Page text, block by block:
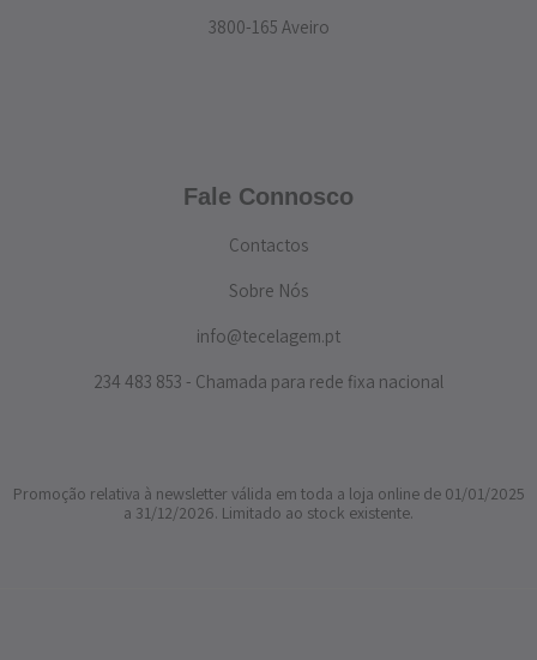
3800-165 Aveiro
Fale Connosco
Contactos
Sobre Nós
info@tecelagem.pt
234 483 853 - Chamada para rede fixa nacional
Promoção relativa à newsletter válida em toda a loja online de 01/01/2025
a 31/12/2026. Limitado ao stock existente.